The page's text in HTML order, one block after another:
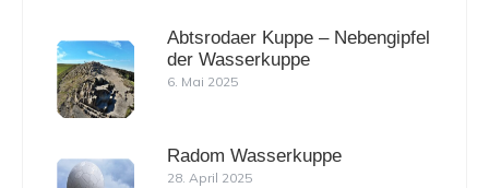
Abtsrodaer Kuppe – Nebengipfel
der Wasserkuppe
6. Mai 2025
Radom Wasserkuppe
28. April 2025